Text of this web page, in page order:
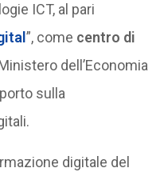
ICT, al pari
”, come centro di
dell’Economia
sulla
digitale del